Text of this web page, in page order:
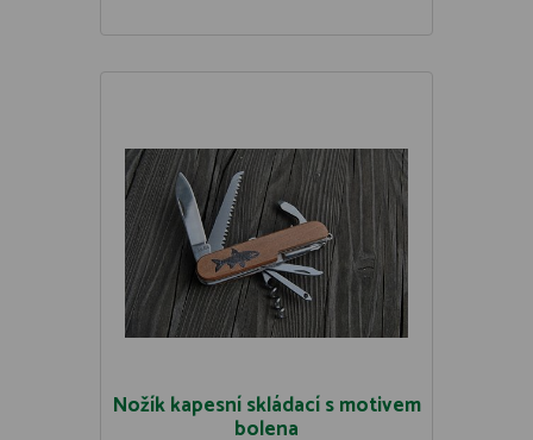
Nožík kapesní skládací s motivem
bolena